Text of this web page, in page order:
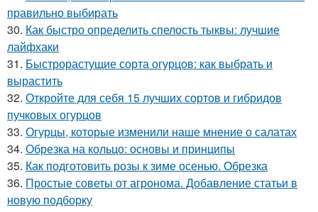
правильно выбирать
30. Как быстро определить спелость тыквы: лучшие
лайфхаки
31. Быстрорастущие сорта огурцов: как выбрать и
вырастить
32. Откройте для себя 15 лучших сортов и гибридов
пучковых огурцов
33. Огурцы, которые изменили наше мнение о салатах
34. Обрезка на кольцо: основы и принципы
35. Как подготовить розы к зиме осенью. Обрезка
36. Простые советы от агронома. Добавление статьи в
новую подборку